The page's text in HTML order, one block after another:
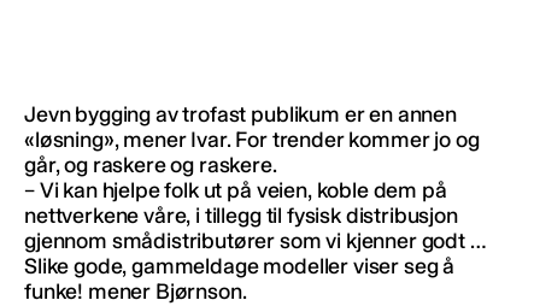
Jevn bygging av trofast publikum er en annen
«løsning», mener Ivar. For trender kommer jo og
går, og raskere og raskere.
– Vi kan hjelpe folk ut på veien, koble dem på
nettverkene våre, i tillegg til fysisk distribusjon
gjennom smådistributører som vi kjenner godt …
Slike gode, gammeldage modeller viser seg å
funke! mener Bjørnson.